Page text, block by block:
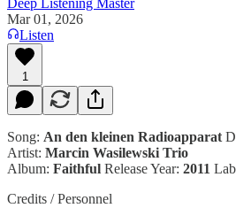
Mar 01, 2026
Listen
1
Song: An den kleinen Radioapparat
Artist: Marcin Wasilewski Trio
Album: Faithful Release Year: 2011
Credits / Personnel